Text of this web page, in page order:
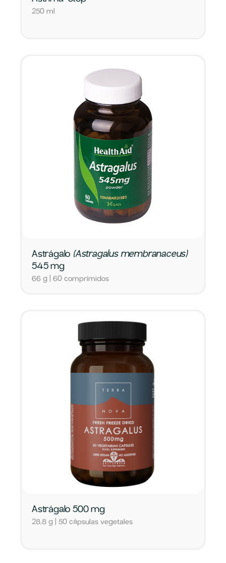
250 ml
Astrágalo (Astragalus membranaceus)
545 mg
66 g | 60 comprimidos
Astrágalo 500 mg
28,8 g | 50 cápsulas vegetales